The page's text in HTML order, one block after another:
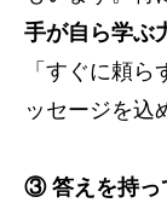
手が自ら学ぶ
「すぐに頼
ッセージを込
③ 答えを持っ